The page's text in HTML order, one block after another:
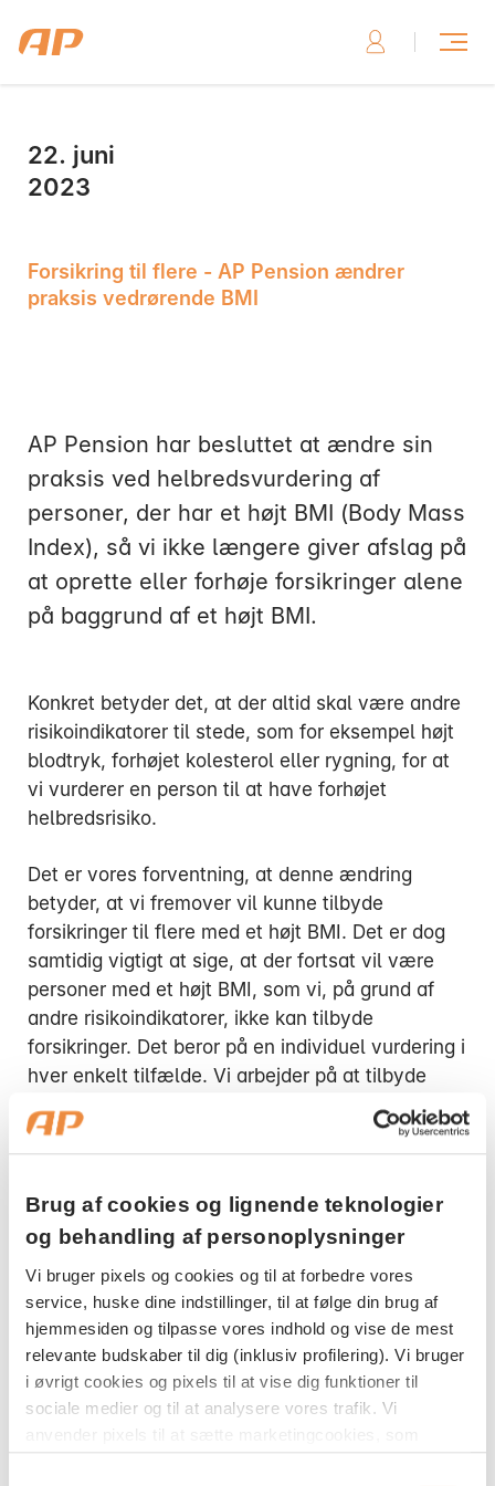
Brug af cookies og lignende teknologier
og behandling af personoplysninger
Vi bruger pixels og cookies og til at forbedre vores
service, huske dine indstillinger, til at følge din brug af
hjemmesiden og tilpasse vores indhold og vise de mest
relevante budskaber til dig (inklusiv profilering). Vi bruger
i øvrigt cookies og pixels til at vise dig funktioner til
sociale medier og til at analysere vores trafik. Vi
anvender pixels til at sætte marketingcookies, som
22. juni
2023
Forsikring til flere - AP Pension ændrer
praksis vedrørende BMI
AP Pension har besluttet at ændre sin
praksis ved helbredsvurdering af
personer, der har et højt BMI (Body Mass
Index), så vi ikke længere giver afslag på
at oprette eller forhøje forsikringer alene
på baggrund af et højt BMI.
Konkret betyder det, at der altid skal være andre
risikoindikatorer til stede, som for eksempel højt
blodtryk, forhøjet kolesterol eller rygning, for at
vi vurderer en person til at have forhøjet
helbredsrisiko.
Det er vores forventning, at denne ændring
betyder, at vi fremover vil kunne tilbyde
forsikringer til flere med et højt BMI. Det er dog
samtidig vigtigt at sige, at der fortsat vil være
personer med et højt BMI, som vi, på grund af
andre risikoindikatorer, ikke kan tilbyde
forsikringer. Det beror på en individuel vurdering i
hver enkelt tilfælde. Vi arbejder på at tilbyde
forsikringer til flest mulige, så afslag er sidste
udvej.
Anmod om forsikring igen, hvis du tidligere har fået
afslag på grund af BMI
Den ændrede praksis er trådt i kraft, så hvis du
tidligere har fået afslag på at oprette forsikring
på grund af et højt BMI alene, har du mulighed
for at anmode om at oprette de ønskede
forsikringer på ny og få en ny vurdering.
Skriv til os, hvis du har brug for hjælp
Ring til os, hvis du har brug for hjælp
Onsdag:
Torsdag:
Fredag: